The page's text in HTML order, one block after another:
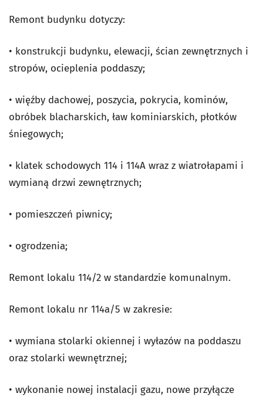
Remont budynku dotyczy:
• konstrukcji budynku, elewacji, ścian zewnętrznych i
stropów, ocieplenia poddaszy;
• więźby dachowej, poszycia, pokrycia, kominów,
obróbek blacharskich, ław kominiarskich, płotków
śniegowych;
• klatek schodowych 114 i 114A wraz z wiatrołapami i
wymianą drzwi zewnętrznych;
• pomieszczeń piwnicy;
• ogrodzenia;
Remont lokalu 114/2 w standardzie komunalnym.
Remont lokalu nr 114a/5 w zakresie:
• wymiana stolarki okiennej i wyłazów na poddaszu
oraz stolarki wewnętrznej;
• wykonanie nowej instalacji gazu, nowe przyłącze